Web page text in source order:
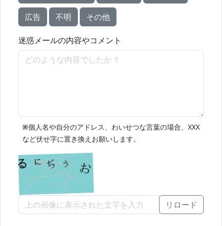
広告 不明 その他
迷惑メールの内容やコメント
※個人名や自分のアドレス、わいせつな言葉の場合、XXX
など伏せ字に置き換えお願いします。
リロード